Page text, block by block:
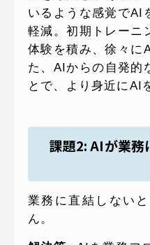
いるような感覚でAI
軽減。初期トレーニ
体験を積み、徐々に
た、AIからの自発的
とで、より身近にAI
課題2: AIが業務
業務に直結しない
ん。